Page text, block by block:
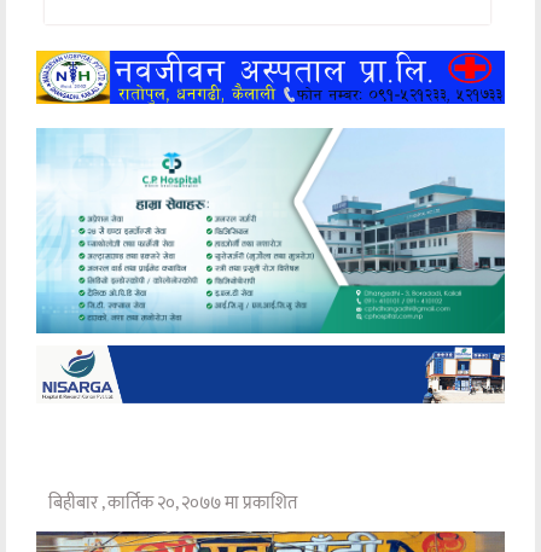
खेलकुद
मनोरञ्जन
अन्य
बिहीबार , कार्तिक २०, २०७७ मा प्रकाशित